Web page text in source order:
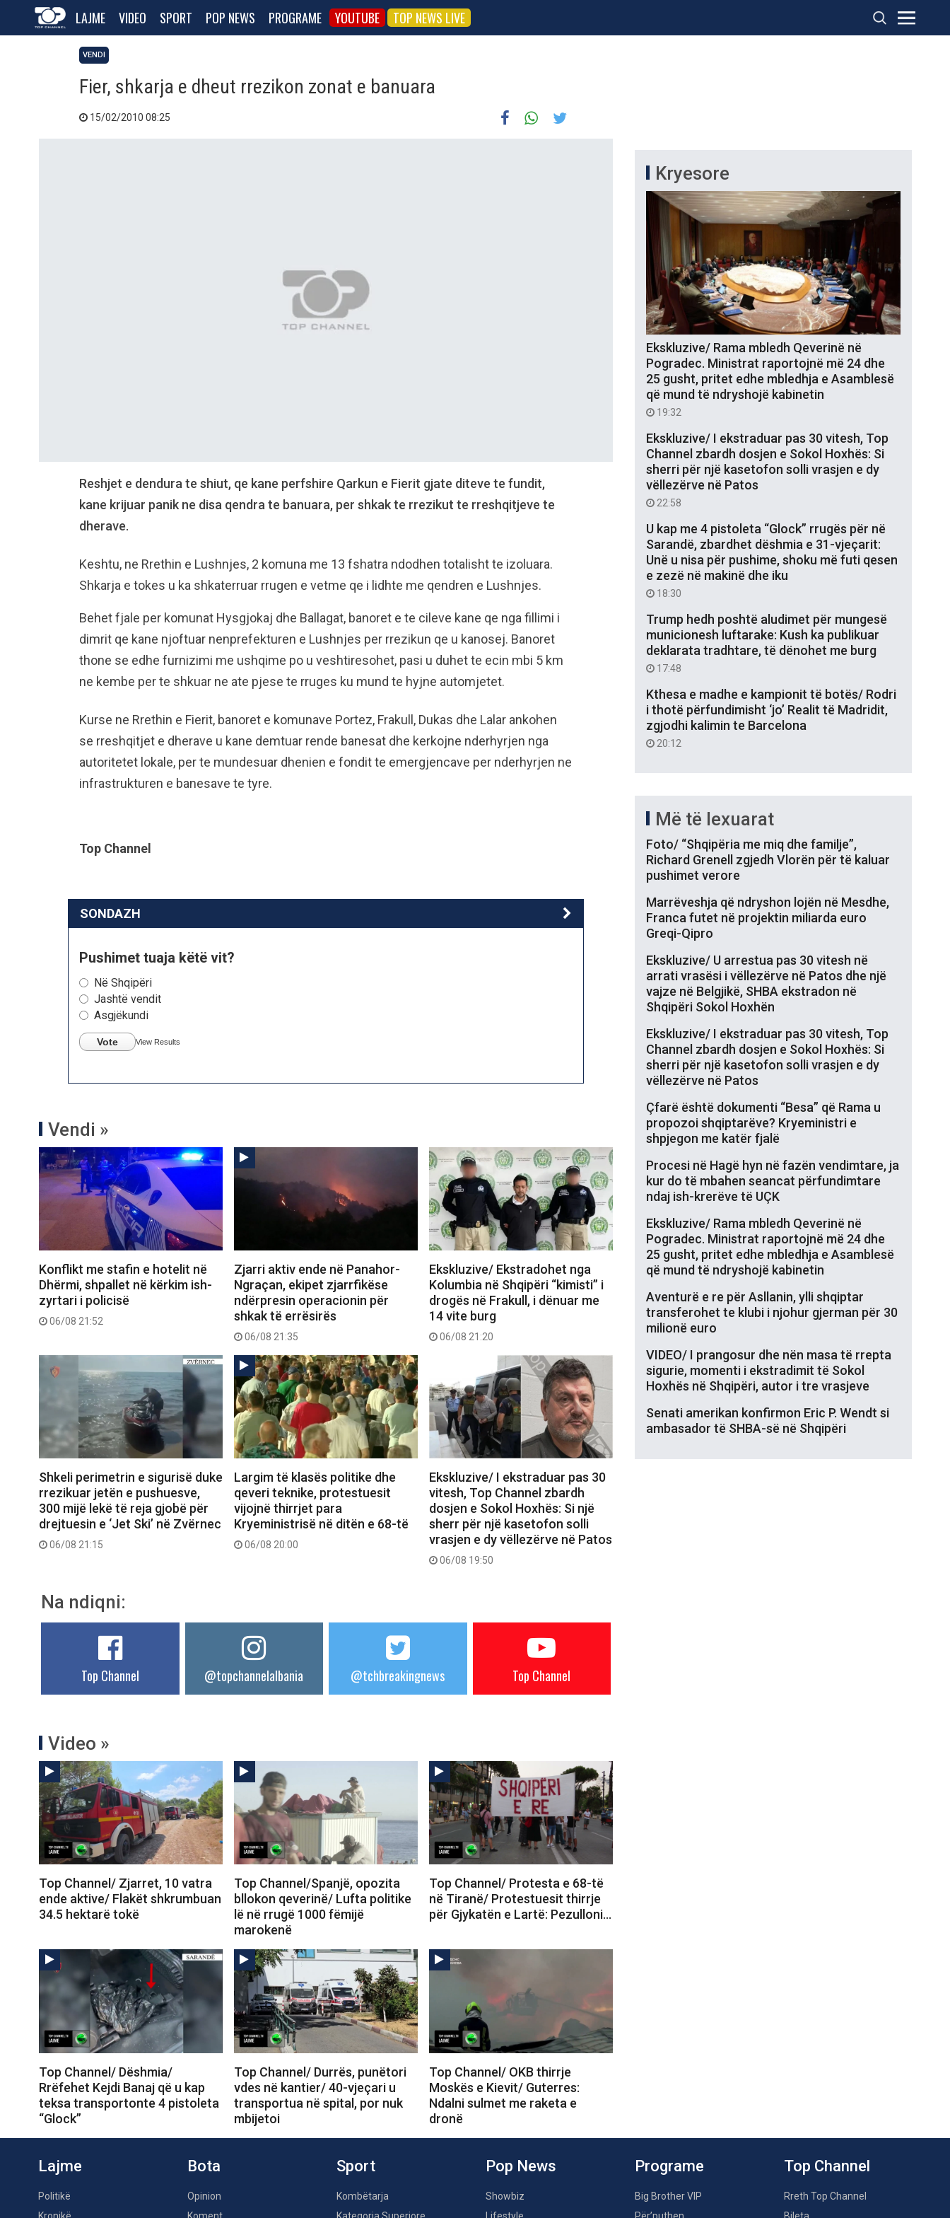
LAJME VIDEO SPORT POP NEWS PROGRAME YOUTUBE TOP NEWS LIVE
VENDI
Fier, shkarja e dheut rrezikon zonat e banuara
15/02/2010 08:25
Reshjet e dendura te shiut, qe kane perfshire Qarkun e Fierit gjate diteve te fundit,
kane krijuar panik ne disa qendra te banuara, per shkak te rrezikut te rreshqitjeve te
dherave.
Keshtu, ne Rrethin e Lushnjes, 2 komuna me 13 fshatra ndodhen totalisht te izoluara.
Shkarja e tokes u ka shkaterruar rrugen e vetme qe i lidhte me qendren e Lushnjes.
Behet fjale per komunat Hysgjokaj dhe Ballagat, banoret e te cileve kane qe nga fillimi i
dimrit qe kane njoftuar nenprefekturen e Lushnjes per rrezikun qe u kanosej. Banoret
thone se edhe furnizimi me ushqime po u veshtiresohet, pasi u duhet te ecin mbi 5 km
ne kembe per te shkuar ne ate pjese te rruges ku mund te hyjne automjetet.
Kurse ne Rrethin e Fierit, banoret e komunave Portez, Frakull, Dukas dhe Lalar ankohen
se rreshqitjet e dherave u kane demtuar rende banesat dhe kerkojne nderhyrjen nga
autoritetet lokale, per te mundesuar dhenien e fondit te emergjencave per nderhyrjen ne
infrastrukturen e banesave te tyre.
Top Channel
SONDAZH
Pushimet tuaja këtë vit?
Në Shqipëri
Jashtë vendit
Asgjëkundi
Vote View Results
Vendi »
Konflikt me stafin e hotelit në
Dhërmi, shpallet në kërkim ish-
zyrtari i policisë
06/08 21:52
Zjarri aktiv ende në Panahor-
Ngraçan, ekipet zjarrfikëse
ndërpresin operacionin për
shkak të errësirës
06/08 21:35
Ekskluzive/ Ekstradohet nga
Kolumbia në Shqipëri “kimisti” i
drogës në Frakull, i dënuar me
14 vite burg
06/08 21:20
Shkeli perimetrin e sigurisë duke
rrezikuar jetën e pushuesve,
300 mijë lekë të reja gjobë për
drejtuesin e ‘Jet Ski’ në Zvërnec
06/08 21:15
Largim të klasës politike dhe
qeveri teknike, protestuesit
vijojnë thirrjet para
Kryeministrisë në ditën e 68-të
06/08 20:00
Ekskluzive/ I ekstraduar pas 30
vitesh, Top Channel zbardh
dosjen e Sokol Hoxhës: Si një
sherr për një kasetofon solli
vrasjen e dy vëllezërve në Patos
06/08 19:50
Na ndiqni:
Top Channel @topchannelalbania @tchbreakingnews Top Channel
Video »
Top Channel/ Zjarret, 10 vatra
ende aktive/ Flakët shkrumbuan
34.5 hektarë tokë
Top Channel/Spanjë, opozita
bllokon qeverinë/ Lufta politike
lë në rrugë 1000 fëmijë
marokenë
Top Channel/ Protesta e 68-të
në Tiranë/ Protestuesit thirrje
për Gjykatën e Lartë: Pezulloni…
Top Channel/ Dëshmia/
Rrëfehet Kejdi Banaj që u kap
teksa transportonte 4 pistoleta
“Glock”
Top Channel/ Durrës, punëtori
vdes në kantier/ 40-vjeçari u
transportua në spital, por nuk
mbijetoi
Top Channel/ OKB thirrje
Moskës e Kievit/ Guterres:
Ndalni sulmet me raketa e
dronë
Kryesore
Ekskluzive/ Rama mbledh Qeverinë në
Pogradec. Ministrat raportojnë më 24 dhe
25 gusht, pritet edhe mbledhja e Asamblesë
që mund të ndryshojë kabinetin
19:32
Ekskluzive/ I ekstraduar pas 30 vitesh, Top
Channel zbardh dosjen e Sokol Hoxhës: Si
sherri për një kasetofon solli vrasjen e dy
vëllezërve në Patos
22:58
U kap me 4 pistoleta “Glock” rrugës për në
Sarandë, zbardhet dëshmia e 31-vjeçarit:
Unë u nisa për pushime, shoku më futi qesen
e zezë në makinë dhe iku
18:30
Trump hedh poshtë aludimet për mungesë
municionesh luftarake: Kush ka publikuar
deklarata tradhtare, të dënohet me burg
17:48
Kthesa e madhe e kampionit të botës/ Rodri
i thotë përfundimisht ‘jo’ Realit të Madridit,
zgjodhi kalimin te Barcelona
20:12
Më të lexuarat
Foto/ “Shqipëria me miq dhe familje”,
Richard Grenell zgjedh Vlorën për të kaluar
pushimet verore
Marrëveshja që ndryshon lojën në Mesdhe,
Franca futet në projektin miliarda euro
Greqi-Qipro
Ekskluzive/ U arrestua pas 30 vitesh në
arrati vrasësi i vëllezërve në Patos dhe një
vajze në Belgjikë, SHBA ekstradon në
Shqipëri Sokol Hoxhën
Ekskluzive/ I ekstraduar pas 30 vitesh, Top
Channel zbardh dosjen e Sokol Hoxhës: Si
sherri për një kasetofon solli vrasjen e dy
vëllezërve në Patos
Çfarë është dokumenti “Besa” që Rama u
propozoi shqiptarëve? Kryeministri e
shpjegon me katër fjalë
Procesi në Hagë hyn në fazën vendimtare, ja
kur do të mbahen seancat përfundimtare
ndaj ish-krerëve të UÇK
Ekskluzive/ Rama mbledh Qeverinë në
Pogradec. Ministrat raportojnë më 24 dhe
25 gusht, pritet edhe mbledhja e Asamblesë
që mund të ndryshojë kabinetin
Aventurë e re për Asllanin, ylli shqiptar
transferohet te klubi i njohur gjerman për 30
milionë euro
VIDEO/ I prangosur dhe nën masa të rrepta
sigurie, momenti i ekstradimit të Sokol
Hoxhës në Shqipëri, autor i tre vrasjeve
Senati amerikan konfirmon Eric P. Wendt si
ambasador të SHBA-së në Shqipëri
Lajme
Politikë
Kronikë
Bota
Opinion
Koment
Sport
Kombëtarja
Kategoria Superiore
Pop News
Showbiz
Lifestyle
Programe
Big Brother VIP
Për’puthen
Top Channel
Rreth Top Channel
Bileta